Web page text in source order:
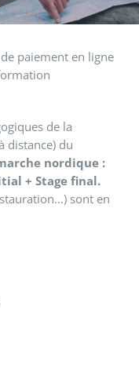
paiement en ligne
de la
distance) du
nordique :
+ Stage final.
sont en